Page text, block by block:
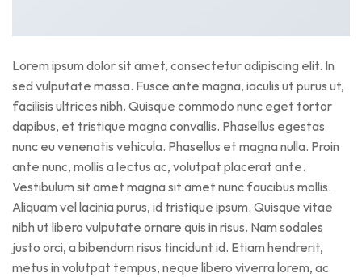
Lorem ipsum dolor sit amet, consectetur adipiscing elit. In
sed vulputate massa. Fusce ante magna, iaculis ut purus ut,
facilisis ultrices nibh. Quisque commodo nunc eget tortor
dapibus, et tristique magna convallis. Phasellus egestas
nunc eu venenatis vehicula. Phasellus et magna nulla. Proin
ante nunc, mollis a lectus ac, volutpat placerat ante.
Vestibulum sit amet magna sit amet nunc faucibus mollis.
Aliquam vel lacinia purus, id tristique ipsum. Quisque vitae
nibh ut libero vulputate ornare quis in risus. Nam sodales
justo orci, a bibendum risus tincidunt id. Etiam hendrerit,
metus in volutpat tempus, neque libero viverra lorem, ac